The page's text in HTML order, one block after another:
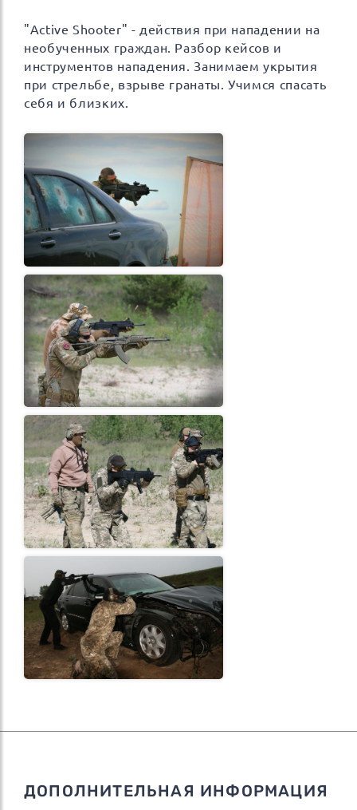
"Active Shooter" - действия при нападении на
необученных граждан. Разбор кейсов и
инструментов нападения. Занимаем укрытия
при стрельбе, взрыве гранаты. Учимся спасать
себя и близких.
ДОПОЛНИТЕЛЬНАЯ ИНФОРМАЦИЯ